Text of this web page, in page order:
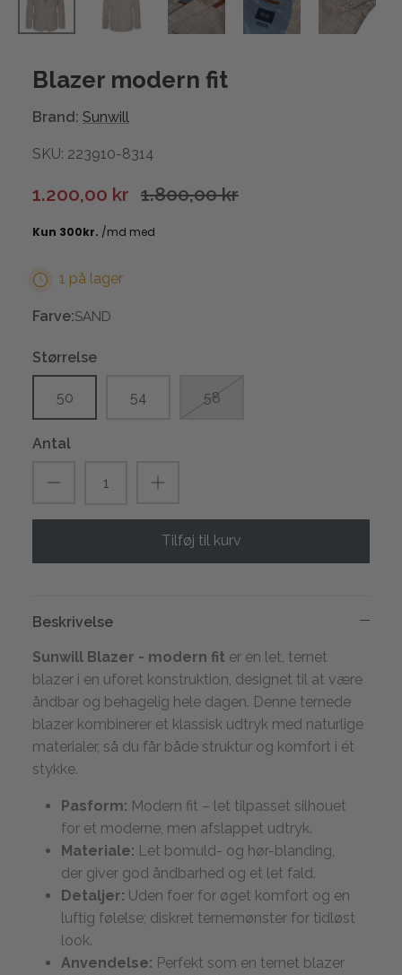
Blazer modern fit
Brand: Sunwill
SKU: 223910-8314
1.200,00 kr 1.800,00 kr
1 på lager
Farve:SAND
Størrelse
50 54 58
Antal
Tilføj til kurv
Beskrivelse
Sunwill Blazer - modern fit er en let, ternet
blazer i en uforet konstruktion, designet til at være
åndbar og behagelig hele dagen. Denne ternede
blazer kombinerer et klassisk udtryk med naturlige
materialer, så du får både struktur og komfort i ét
stykke.
Pasform: Modern fit – let tilpasset silhouet
for et moderne, men afslappet udtryk.
Materiale: Let bomuld- og hør-blanding,
der giver god åndbarhed og et let fald.
Detaljer: Uden foer for øget komfort og en
luftig følelse; diskret ternemønster for tidløst
look.
Anvendelse: Perfekt som en ternet blazer